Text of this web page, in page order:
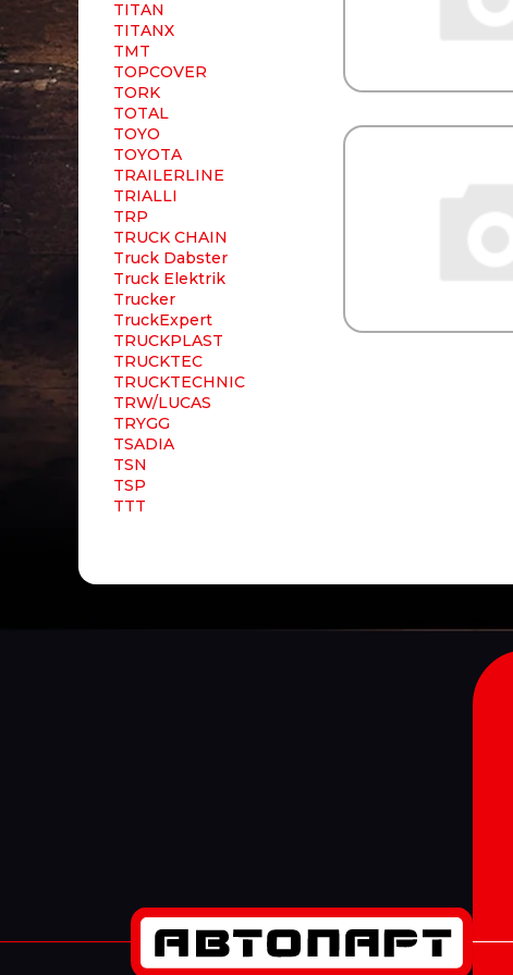
TITAN
TITANX
TMT
TOPCOVER
TORK
TOTAL
TOYO
TOYOTA
TRAILERLINE
TRIALLI
TRP
TRUCK CHAIN
Truck Dabster
Truck Elektrik
Trucker
TruckExpert
TRUCKPLAST
TRUCKTEC
TRUCKTECHNIC
TRW/LUCAS
TRYGG
TSADIA
TSN
TSP
TTT
UC
VIGNAL
VIKA
VILITAN